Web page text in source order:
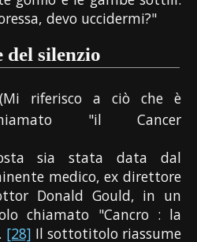
devo uccidermi?"
del silenzio
riferisco a ciò che è
"il Cancer
sia stata data dal
medico, ex direttore
Donald Gould, in un
chiamato "Cancro : la
[28] Il sottotitolo riassume